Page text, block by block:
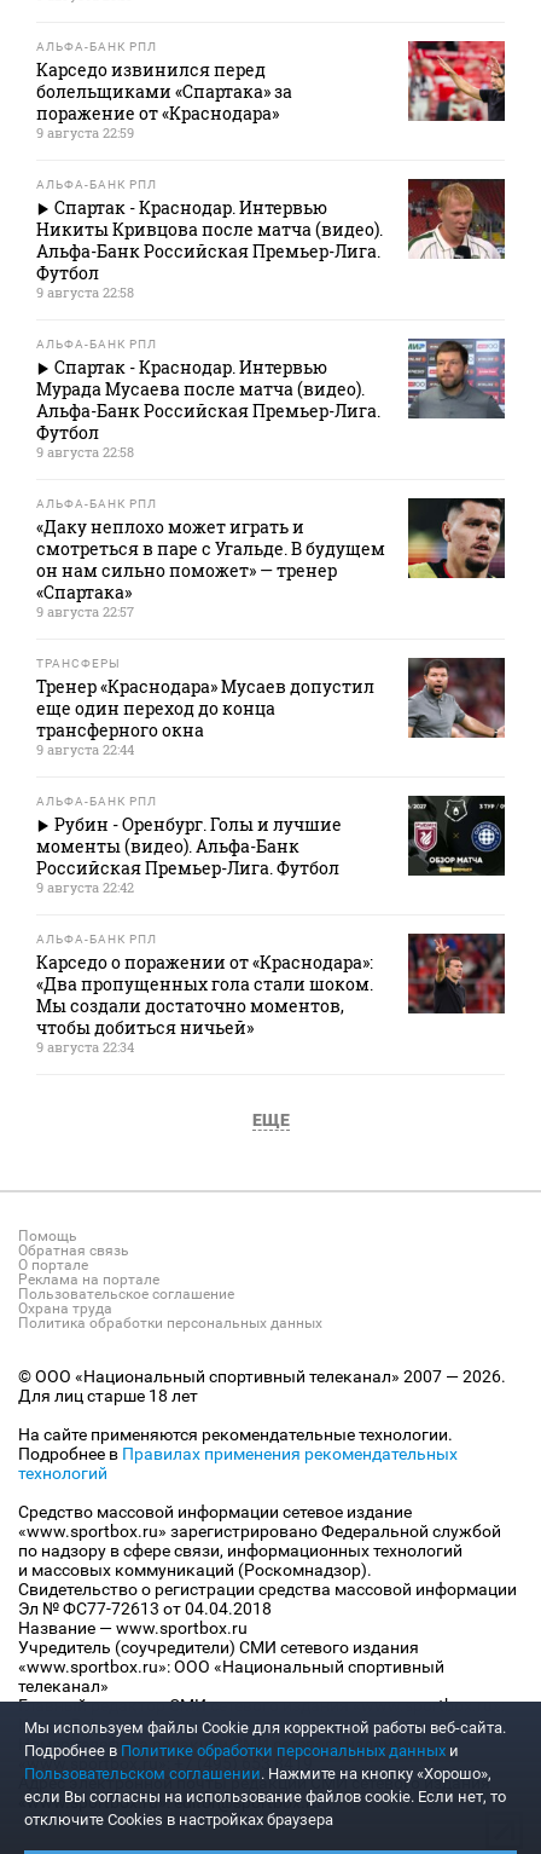
АЛЬФА-БАНК РПЛ
Карседо извинился перед
болельщиками «Спартака» за
поражение от «Краснодара»
9 августа 22:59
АЛЬФА-БАНК РПЛ
Спартак - Краснодар. Интервью
Никиты Кривцова после матча (видео).
Альфа-Банк Российская Премьер-Лига.
Футбол
9 августа 22:58
АЛЬФА-БАНК РПЛ
Спартак - Краснодар. Интервью
Мурада Мусаева после матча (видео).
Альфа-Банк Российская Премьер-Лига.
Футбол
9 августа 22:58
АЛЬФА-БАНК РПЛ
«Даку неплохо может играть и
смотреться в паре с Угальде. В будущем
он нам сильно поможет» — тренер
«Спартака»
9 августа 22:57
ТРАНСФЕРЫ
Тренер «Краснодара» Мусаев допустил
еще один переход до конца
трансферного окна
9 августа 22:44
АЛЬФА-БАНК РПЛ
Рубин - Оренбург. Голы и лучшие
моменты (видео). Альфа-Банк
Российская Премьер-Лига. Футбол
9 августа 22:42
АЛЬФА-БАНК РПЛ
Карседо о поражении от «Краснодара»:
«Два пропущенных гола стали шоком.
Мы создали достаточно моментов,
чтобы добиться ничьей»
9 августа 22:34
ЕЩЕ
Помощь
Обратная связь
О портале
Реклама на портале
Пользовательское соглашение
Охрана труда
Политика обработки персональных данных
© ООО «Национальный спортивный телеканал» 2007 — 2026.
Для лиц старше 18 лет
На сайте применяются рекомендательные технологии.
Подробнее в Правилах применения рекомендательных
технологий
Средство массовой информации сетевое издание
«www.sportbox.ru» зарегистрировано Федеральной службой
по надзору в сфере связи, информационных технологий
и массовых коммуникаций (Роскомнадзор).
Свидетельство о регистрации средства массовой информации
Эл № ФС77-72613 от 04.04.2018
Название — www.sportbox.ru
Учредитель (соучредители) СМИ сетевого издания
«www.sportbox.ru»: ООО «Национальный спортивный
телеканал»
Главный редактор СМИ сетевого издания «www.sportbox.ru»:
Конов В.А.
Номер телефона редакции СМИ сетевого издания
«www.sportbox.ru»: +7 (495) 653 8419
Адрес электронной почты редакции СМИ сетевого издания
«www.sportbox.ru»: editor@sportbox.ru
Мы используем файлы Сookie для корректной работы веб-сайта.
Подробнее в Политике обработки персональных данных и
Пользовательском соглашении. Нажмите на кнопку «Хорошо»,
если Вы согласны на использование файлов cookie. Если нет, то
отключите Cookies в настройках браузера